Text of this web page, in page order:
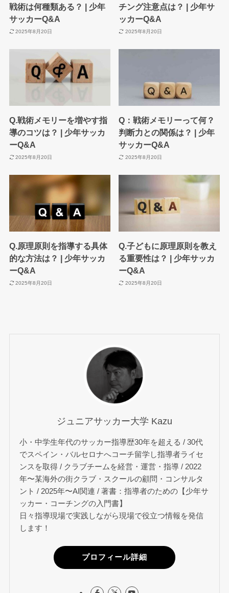
戦術は何種類ある？ | 少年
サッカーQ&A
2025年8月20日
チング注意点は？ | 少年サ
ッカーQ&A
2025年8月20日
Q.戦術メモリーを増やす指
導のコツは？ | 少年サッカ
ーQ&A
2025年8月20日
Q：戦術メモリーって何？
判断力との関係は？ | 少年
サッカーQ&A
2025年8月20日
Q.原理原則を指導する具体
的な方法は？ | 少年サッカ
ーQ&A
2025年8月20日
Q.子どもに原理原則を教え
る重要性は？ | 少年サッカ
ーQ&A
2025年8月20日
ジュニアサッカー大学 Kazu
小・中学生年代のサッカー指導歴30年を超える / 30代
でスペイン・バルセロナへコーチ留学し指導者ライセ
ンスを取得 / クラブチームを経営・運営・指導 / 2022
年〜某海外の街クラブ・スクールの顧問・コンサルタ
ント / 2025年〜AI関連 / 著書：指導者のための【少年サ
ッカー・コーチングの入門書】
日々指導現場で実践しながら現場で役立つ情報を発信
します！
プロフィール詳細